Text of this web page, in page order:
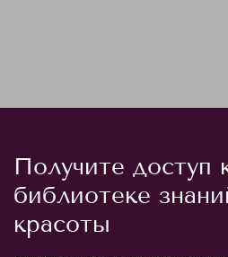
Получите доступ
библиотеке
красоты